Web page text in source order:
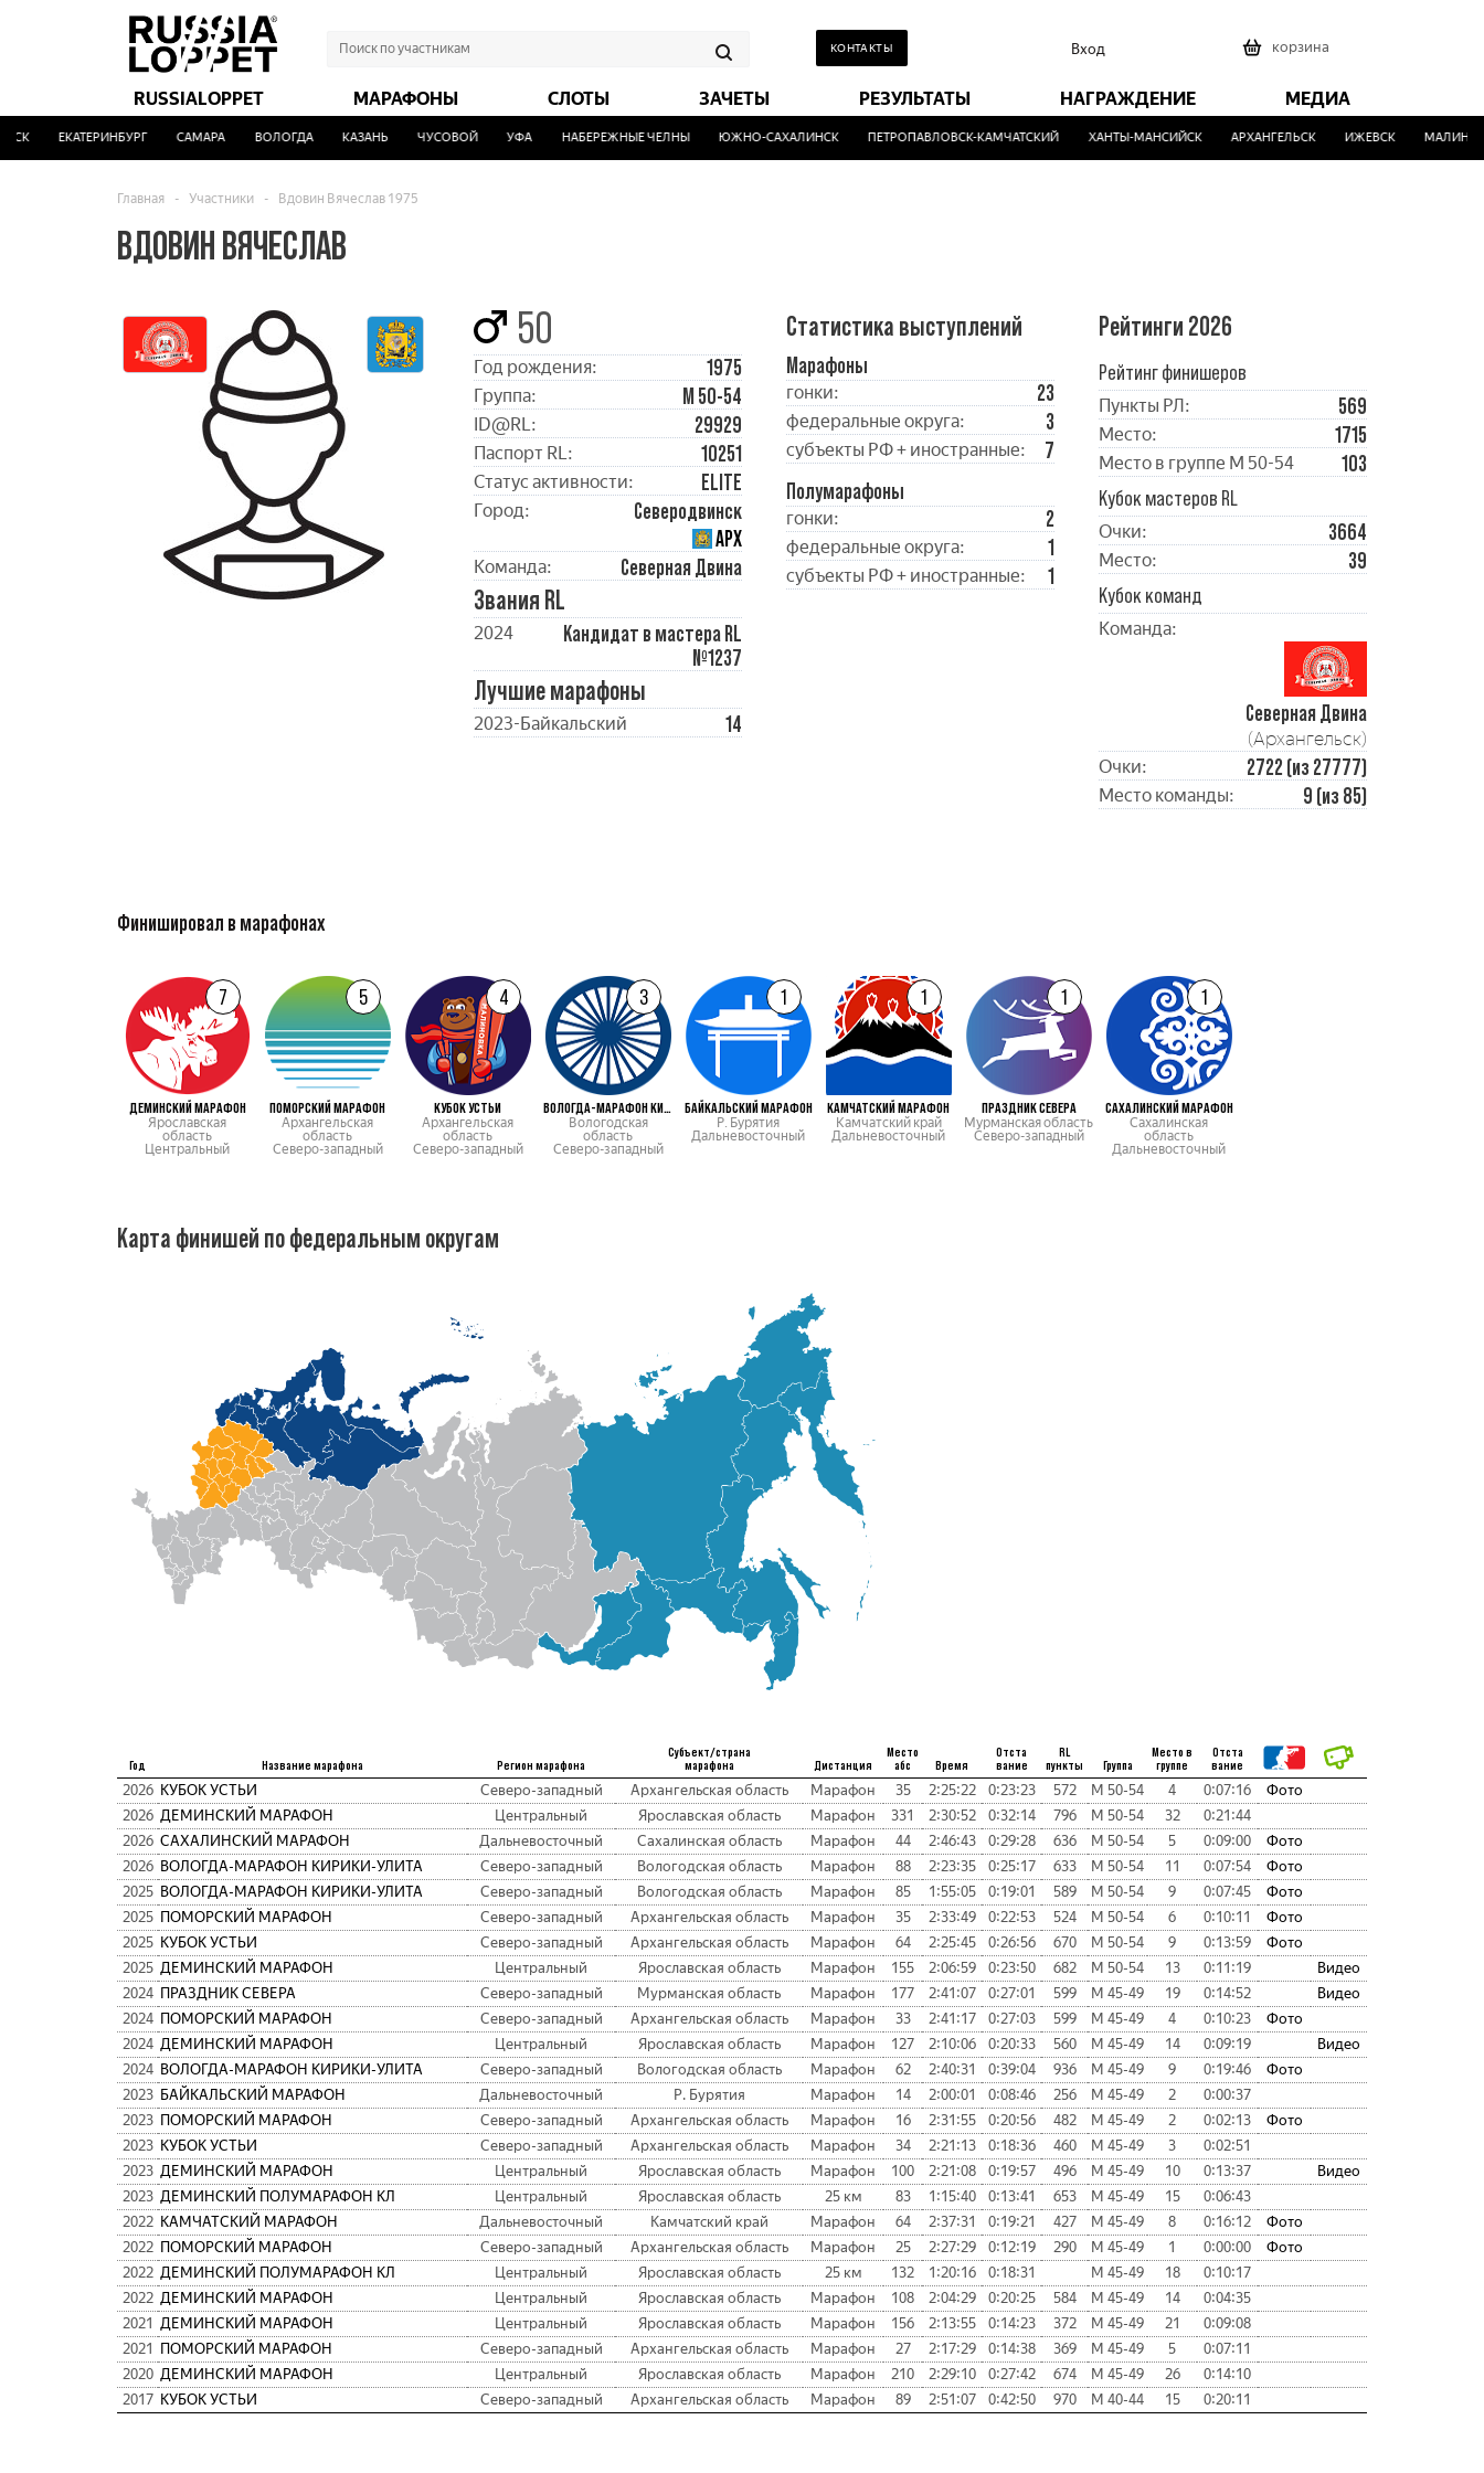
КОНТАКТЫ Вход корзина
RUSSIALOPPET МАРАФОНЫ СЛОТЫ ЗАЧЕТЫ РЕЗУЛЬТАТЫ НАГРАЖДЕНИЕ МЕДИА
ЕКАТЕРИНБУРГ САМАРА ВОЛОГДА КАЗАНЬ ЧУСОВОЙ УФА НАБЕРЕЖНЫЕ ЧЕЛНЫ ЮЖНО-САХАЛИНСК ПЕТРОПАВЛОВСК-КАМЧАТСКИЙ ХАНТЫ-МАНСИЙСК АРХАНГЕЛЬСК ИЖЕВСК
Главная - Участники - Вдовин Вячеслав 1975
ВДОВИН ВЯЧЕСЛАВ
50
Год рождения: 1975
Группа: М 50-54
ID@RL: 29929
Паспорт RL: 10251
Статус активности: ELITE
Город:
Северодвинск
АРХ
Команда: Северная Двина
Звания RL
2024
Кандидат в мастера RL
№1237
Лучшие марафоны
2023-Байкальский 14
Статистика выступлений
Марафоны
гонки: 23
федеральные округа: 3
субъекты РФ + иностранные:
7
Полумарафоны
гонки: 2
федеральные округа: 1
субъекты РФ + иностранные: 1
Рейтинги 2026
Рейтинг финишеров
Пункты РЛ: 569
Место: 1715
Место в группе М 50-54
103
Кубок мастеров RL
Очки: 3664
Место:
39
Кубок команд
Команда:
Северная Двина
(Архангельск)
Очки: 2722 (из 27777)
Место команды: 9 (из 85)
Финишировал в марафонах
7
ДЕМИНСКИЙ МАРАФОН
Ярославская
область
Центральный
5
ПОМОРСКИЙ МАРАФОН
Архангельская
область
Северо-западный
4
КУБОК УСТЬИ
Архангельская
область
Северо-западный
3
ВОЛОГДА-МАРАФОН КИРИКИ-УЛИТА
Вологодская
область
Северо-западный
1
БАЙКАЛЬСКИЙ МАРАФОН
Р. Бурятия
Дальневосточный
1
КАМЧАТСКИЙ МАРАФОН
Камчатский край
Дальневосточный
1
ПРАЗДНИК СЕВЕРА
Мурманская область
Северо-западный
1
САХАЛИНСКИЙ МАРАФОН
Сахалинская
область
Дальневосточный
Карта финишей по федеральным округам
Год Название марафона Регион марафона
Субъект/страна
марафона
Дистанция
Место
абс
Время
Отста
вание
RL
пункты
Группа
Место в
группе
Отста
вание
2026 КУБОК УСТЬИ Северо-западный Архангельская область Марафон 35 2:25:22 0:23:23 572 М 50-54 4 0:07:16
Фото
2026 ДЕМИНСКИЙ МАРАФОН Центральный Ярославская область Марафон 331 2:30:52 0:32:14 796 М 50-54 32
0:21:44
2026 САХАЛИНСКИЙ МАРАФОН Дальневосточный Сахалинская область Марафон 44 2:46:43 0:29:28 636 М 50-54 5 0:09:00
Фото
2026 ВОЛОГДА-МАРАФОН КИРИКИ-УЛИТА Северо-западный Вологодская область Марафон 88 2:23:35 0:25:17 633 М 50-54 11 0:07:54
Фото
2025 ВОЛОГДА-МАРАФОН КИРИКИ-УЛИТА Северо-западный Вологодская область Марафон 85 1:55:05 0:19:01 589 М 50-54 9 0:07:45
Фото
2025 ПОМОРСКИЙ МАРАФОН Северо-западный Архангельская область Марафон 35 2:33:49 0:22:53 524 М 50-54 6 0:10:11
Фото
2025 КУБОК УСТЬИ Северо-западный Архангельская область Марафон 64 2:25:45 0:26:56 670 М 50-54 9 0:13:59
Фото
2025 ДЕМИНСКИЙ МАРАФОН Центральный Ярославская область Марафон 155 2:06:59 0:23:50 682 М 50-54 13 0:11:19
Видео
2024 ПРАЗДНИК СЕВЕРА Северо-западный Мурманская область Марафон 177 2:41:07 0:27:01 599 М 45-49 19 0:14:52
Видео
2024 ПОМОРСКИЙ МАРАФОН Северо-западный Архангельская область Марафон 33 2:41:17 0:27:03 599 М 45-49 4 0:10:23
Фото
2024 ДЕМИНСКИЙ МАРАФОН Центральный Ярославская область Марафон 127 2:10:06 0:20:33 560 М 45-49 14 0:09:19
Видео
2024 ВОЛОГДА-МАРАФОН КИРИКИ-УЛИТА Северо-западный Вологодская область Марафон 62 2:40:31 0:39:04 936 М 45-49 9 0:19:46
Фото
2023 БАЙКАЛЬСКИЙ МАРАФОН Дальневосточный Р. Бурятия Марафон 14 2:00:01 0:08:46 256 М 45-49 2
0:00:37
2023 ПОМОРСКИЙ МАРАФОН Северо-западный Архангельская область Марафон 16 2:31:55 0:20:56 482 М 45-49 2 0:02:13
Фото
2023 КУБОК УСТЬИ Северо-западный Архангельская область Марафон 34 2:21:13 0:18:36 460 М 45-49 3
0:02:51
2023 ДЕМИНСКИЙ МАРАФОН Центральный Ярославская область Марафон 100 2:21:08 0:19:57 496 М 45-49 10 0:13:37
Видео
2023 ДЕМИНСКИЙ ПОЛУМАРАФОН КЛ Центральный Ярославская область 25 км 83 1:15:40 0:13:41 653 М 45-49 15
0:06:43
2022 КАМЧАТСКИЙ МАРАФОН Дальневосточный Камчатский край Марафон 64 2:37:31 0:19:21 427 М 45-49 8 0:16:12
Фото
2022 ПОМОРСКИЙ МАРАФОН Северо-западный Архангельская область Марафон 25 2:27:29 0:12:19 290 М 45-49 1 0:00:00
Фото
2022 ДЕМИНСКИЙ ПОЛУМАРАФОН КЛ Центральный Ярославская область 25 км 132 1:20:16 0:18:31 М 45-49 18
0:10:17
2022 ДЕМИНСКИЙ МАРАФОН Центральный Ярославская область Марафон 108 2:04:29 0:20:25 584 М 45-49 14
0:04:35
2021 ДЕМИНСКИЙ МАРАФОН Центральный Ярославская область Марафон 156 2:13:55 0:14:23 372 М 45-49 21
0:09:08
2021
ПОМОРСКИЙ МАРАФОН Северо-западный Архангельская область Марафон 27 2:17:29 0:14:38 369 М 45-49 5
0:07:11
2020 ДЕМИНСКИЙ МАРАФОН Центральный Ярославская область Марафон 210 2:29:10 0:27:42 674 М 45-49 26
0:14:10
2017 КУБОК УСТЬИ Северо-западный Архангельская область Марафон 89 2:51:07 0:42:50 970 М 40-44 15 0:20:11